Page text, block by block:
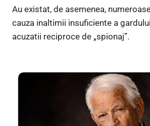
Au existat, de asemenea,
cauza inaltimii insuficiente a
acuzatii reciproce de „spionaj”.